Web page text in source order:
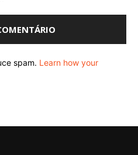
spam. Learn how your